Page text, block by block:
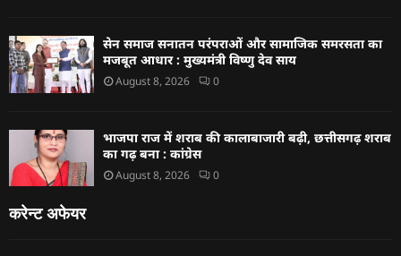
सेन समाज सनातन परंपराओं और सामाजिक समरसता का
मजबूत आधार : मुख्यमंत्री विष्णु देव साय
August 8, 2026 0
भाजपा राज में शराब की कालाबाजारी बढ़ी, छत्तीसगढ़ शराब
का गढ़ बना : कांग्रेस
August 8, 2026 0
करेन्ट अफेयर